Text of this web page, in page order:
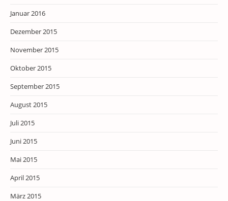
Januar 2016
Dezember 2015
November 2015
Oktober 2015
September 2015
August 2015
Juli 2015
Juni 2015
Mai 2015
April 2015
März 2015